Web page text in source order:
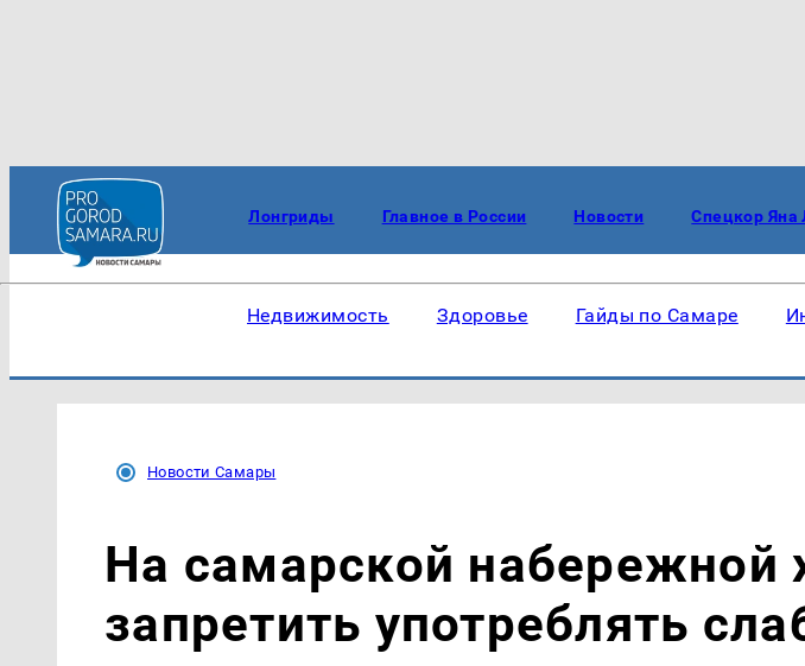
Лонгриды Главное в России Новости Спецкор Яна
Недвижимость Здоровье Гайды по Самаре
Новости Самары
На самарской набережной
запретить употреблять